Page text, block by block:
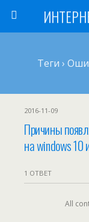
Теги ›
2016-11-09
Причины
на windows 10
1 ОТВЕТ
All